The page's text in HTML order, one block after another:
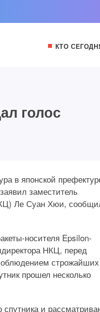
КТО
голос
в японской
заместитель
Ле Суан Хюи,
носителя Epsilon-
НКЦ, перед
строжайших
прошел несколько
и